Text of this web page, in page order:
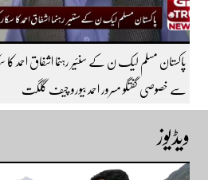
پاکستان مسلم لیک ن کے سنئیر رہنما اشفاق
سے خصوصی گفتگو مسرور احمد بیورو چیف گلگت
ویڈیوز